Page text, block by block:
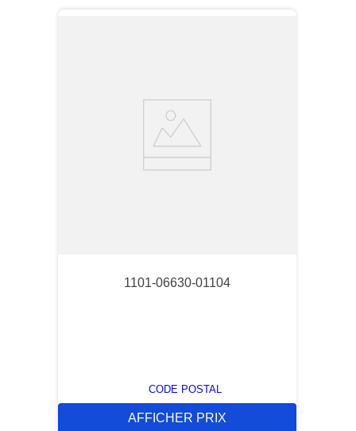
1101-06630-01104
CODE POSTAL
AFFICHER PRIX